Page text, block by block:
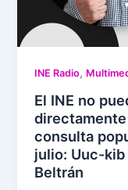
INE Radio,
El INE no
consulta
julio: Uuc-kib
Beltrán